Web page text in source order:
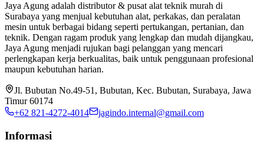
Jaya Agung adalah distributor & pusat alat teknik murah di
Surabaya yang menjual kebutuhan alat, perkakas, dan peralatan
mesin untuk berbagai bidang seperti pertukangan, pertanian, dan
teknik. Dengan ragam produk yang lengkap dan mudah dijangkau,
Jaya Agung menjadi rujukan bagi pelanggan yang mencari
perlengkapan kerja berkualitas, baik untuk penggunaan profesional
maupun kebutuhan harian.
Jl. Bubutan No.49-51, Bubutan, Kec. Bubutan, Surabaya, Jawa
Timur 60174
+62 821-4272-4014
jagindo.internal@gmail.com
Informasi